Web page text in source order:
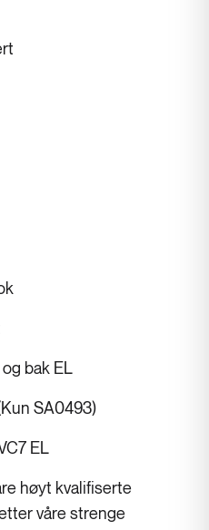
bak EL
SA0493)
EL
høyt kvalifiserte
våre strenge